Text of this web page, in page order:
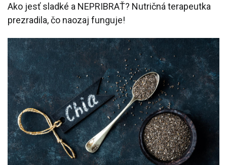
Ako jesť sladké a NEPRIBRAŤ? Nutričná terapeutka
prezradila, čo naozaj funguje!